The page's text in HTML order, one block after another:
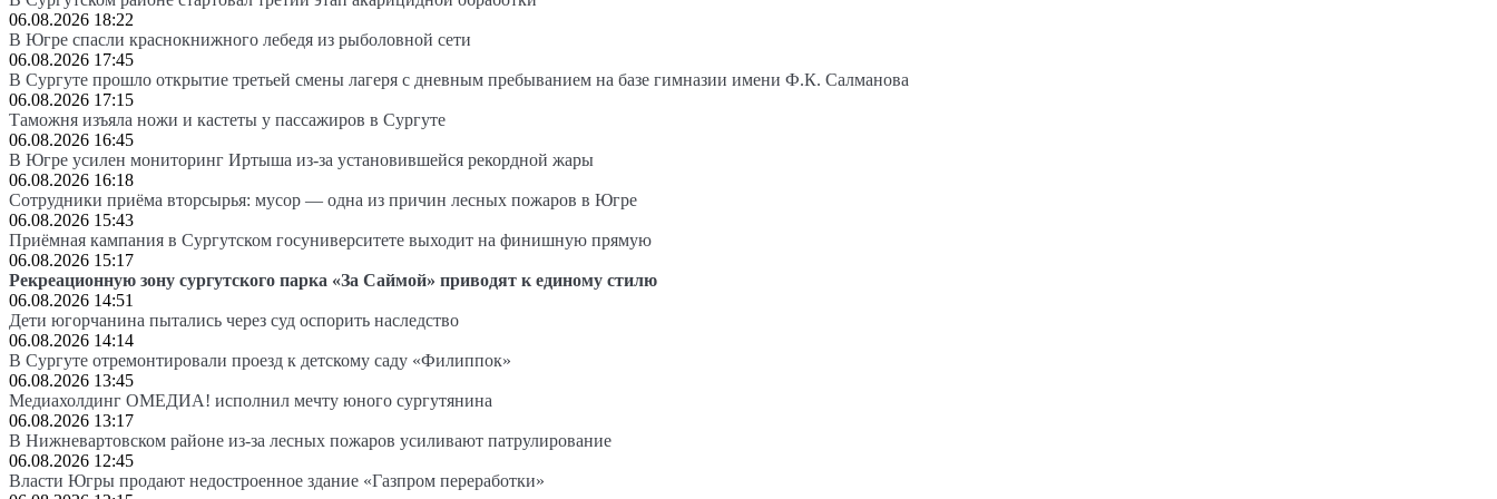
06.08.2026 18:22
В Югре спасли краснокнижного лебедя из рыболовной сети
06.08.2026 17:45
В Сургуте прошло открытие третьей смены лагеря с дневным пребыванием на базе гимназии имени Ф.К. Салманова
06.08.2026 17:15
Таможня изъяла ножи и кастеты у пассажиров в Сургуте
06.08.2026 16:45
В Югре усилен мониторинг Иртыша из-за установившейся рекордной жары
06.08.2026 16:18
Сотрудники приёма вторсырья: мусор — одна из причин лесных пожаров в Югре
06.08.2026 15:43
Приёмная кампания в Сургутском госуниверситете выходит на финишную прямую
06.08.2026 15:17
Рекреационную зону сургутского парка «За Саймой» приводят к единому стилю
06.08.2026 14:51
Дети югорчанина пытались через суд оспорить наследство
06.08.2026 14:14
В Сургуте отремонтировали проезд к детскому саду «Филиппок»
06.08.2026 13:45
Медиахолдинг ОМЕДИА! исполнил мечту юного сургутянина
06.08.2026 13:17
В Нижневартовском районе из-за лесных пожаров усиливают патрулирование
06.08.2026 12:45
Власти Югры продают недостроенное здание «Газпром переработки»